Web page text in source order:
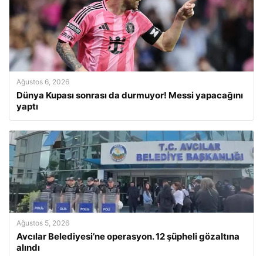
Ağustos 6, 2026
Dünya Kupası sonrası da durmuyor! Messi yapacağını
yaptı
Ağustos 5, 2026
Avcılar Belediyesi’ne operasyon. 12 şüpheli gözaltına
alındı